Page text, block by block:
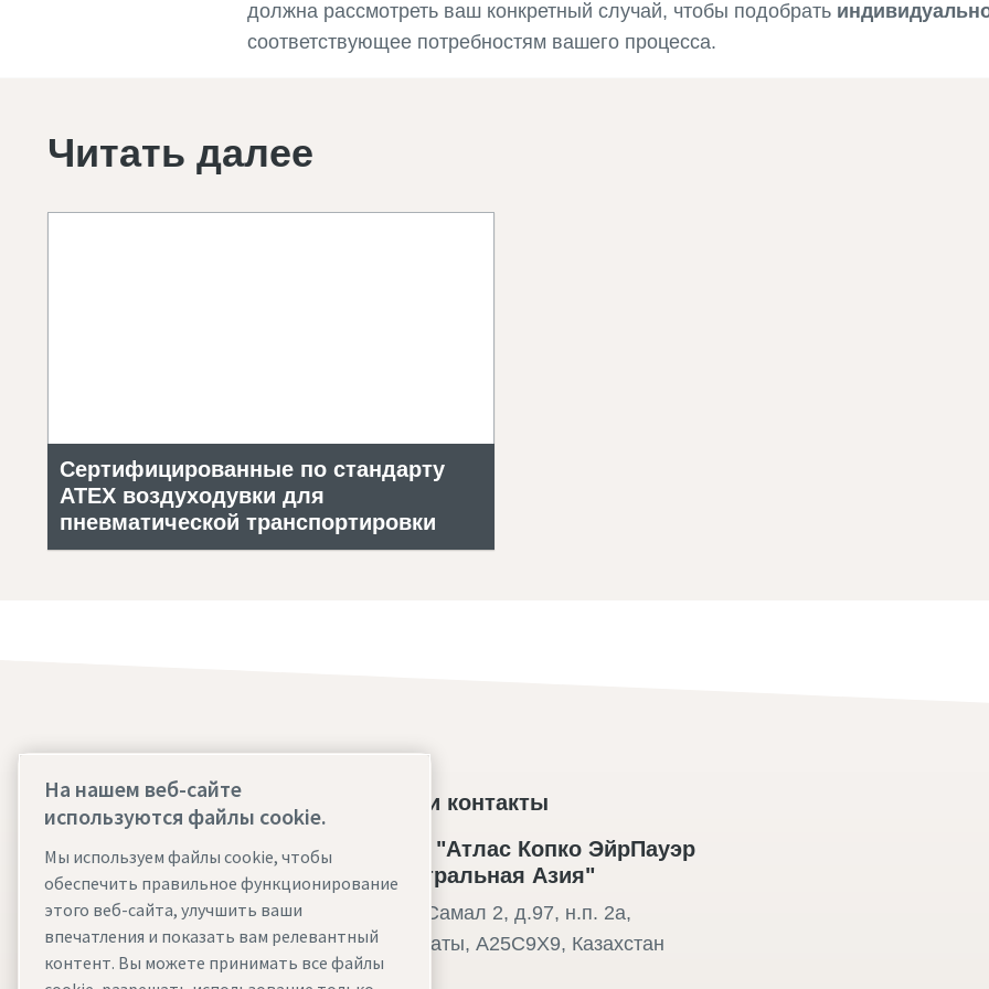
должна рассмотреть ваш конкретный случай, чтобы подобрать
соответствующее потребностям вашего процесса.
Читать далее
Сертифицированные по стандарту
ATEX воздуходувки для
пневматической транспортировки
Найдите то, что вы искали
Безмасляные компрессоры
Маслозаполненные компрессоры
Сервис и запасные части
Вики-статьи о сжатом воздухе
Наши контакты
ТОО "Атлас Копко ЭйрПауэр
Центральная Азия"
мкр. Самал 2, д.97, н.п. 2а,
г.Алматы, A25C9X9, Казахстан
На нашем веб-сайте
используются файлы cookie.
Мы используем файлы cookie, чтобы
обеспечить правильное функционирование
этого веб-сайта, улучшить ваши
впечатления и показать вам релевантный
контент. Вы можете принимать все файлы